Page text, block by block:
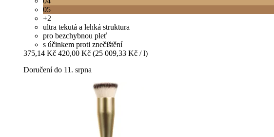
05
+2
ultra tekutá a lehká struktura
pro bezchybnou pleť
s účinkem proti znečištění
375,14 Kč 420,00 Kč (25 009,33 Kč / l)
Doručení do 11. srpna